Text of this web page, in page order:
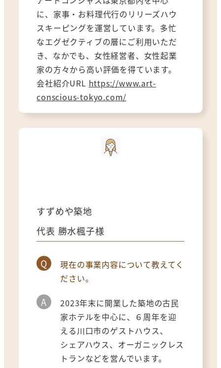
に、家事・お料理代行のリリーズハウ
スキーピングを運営しています。多忙
なエグゼクティブの層にご利用いただ
き、なかでも、女性経営者、女性起業
家の方々から高い評価を得ています。
会社紹介URL https://www.art-
conscious-tokyo.com/
すずめや築地
代表 勝水楓子様
Q
現在の事業内容について教えてく
ださい。
A
2023年末に開業した築地の古民
家ホテルを中心に、６周年を迎
える川口市のゲストハウス、
シェアハウス、オーガニックレス
トランなどを営んでいます。